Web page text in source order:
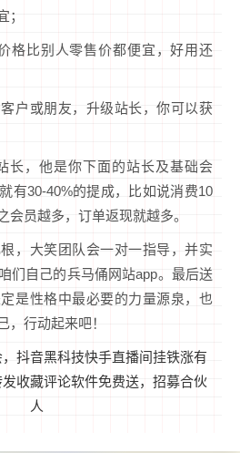
；
格比别人零售价都便宜，好用还
户或朋友，升级站长，你可以获
长，他是你下面的站长及基础会
有30-40%的提成，比如说消费10
会员越多，订单返现就越多。
，大笑团队会一对一指导，并实
们自己的兵马俑网站app。最后送
是性格中最必要的力量源泉，也
，行动起来吧！